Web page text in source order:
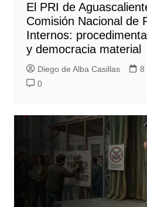
El PRI de
Comisión Nacional de
Internos:
y democracia material
Diego de Alba Casillas
8
0